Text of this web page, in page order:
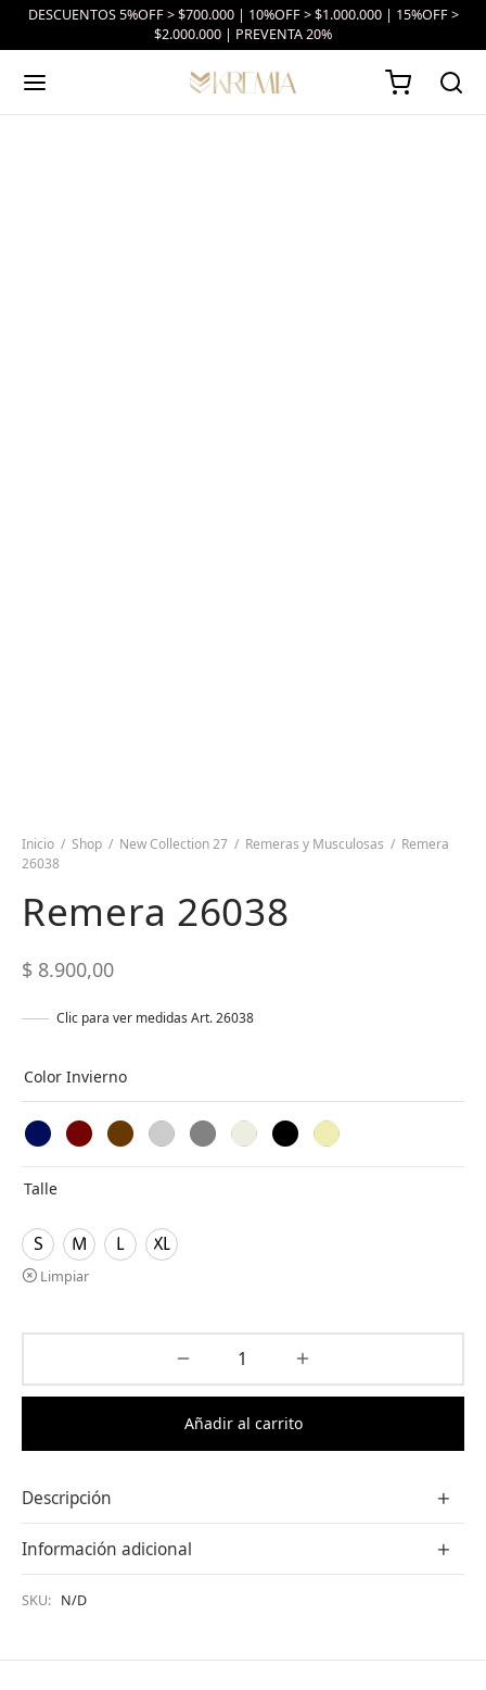
DESCUENTOS 5%OFF > $700.000 | 10%OFF > $1.000.000 | 15%OFF >
$2.000.000 | PREVENTA 20%
Inicio / Shop / New Collection 27 / Remeras y Musculosas / Remera
26038
Remera 26038
$ 8.900,00
Clic para ver medidas Art. 26038
Color Invierno
Talle
S M L XL
Limpiar
Añadir al carrito
Descripción
Información adicional
SKU: N/D